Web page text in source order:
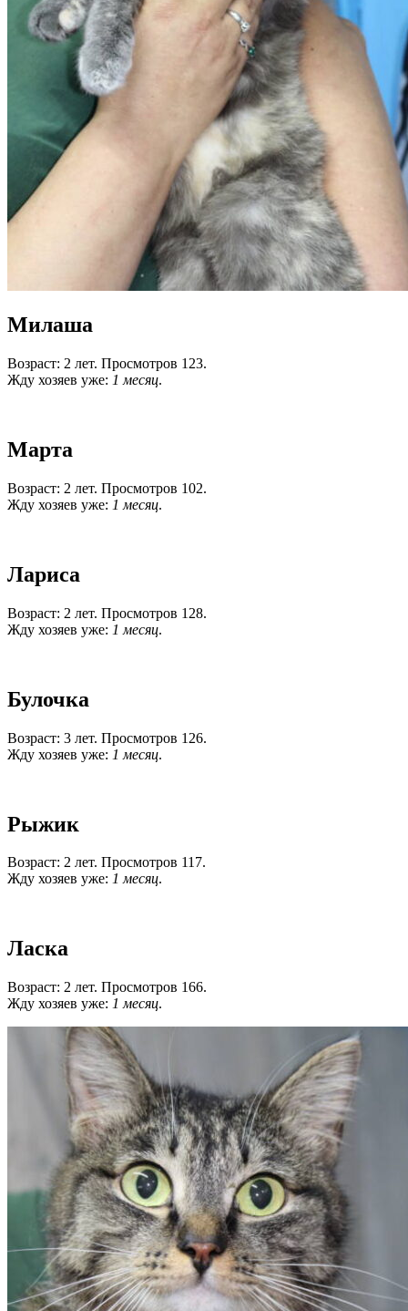
Милаша
Возраст: 2 лет. Просмотров 123.
Жду хозяев уже: 1 месяц.
Марта
Возраст: 2 лет. Просмотров 102.
Жду хозяев уже: 1 месяц.
Лариса
Возраст: 2 лет. Просмотров 128.
Жду хозяев уже: 1 месяц.
Булочка
Возраст: 3 лет. Просмотров 126.
Жду хозяев уже: 1 месяц.
Рыжик
Возраст: 2 лет. Просмотров 117.
Жду хозяев уже: 1 месяц.
Ласка
Возраст: 2 лет. Просмотров 166.
Жду хозяев уже: 1 месяц.